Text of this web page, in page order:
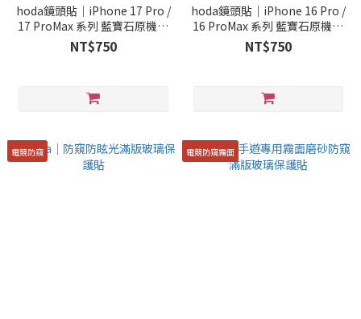
hoda鏡頭貼｜iPhone 17 Pro /
17 ProMax 系列 藍寶石原機結
構設計款鏡頭保護貼
NT$750
hoda鏡頭貼｜iPhone 16 Pro /
16 ProMax 系列 藍寶石原機結
構設計款鏡頭保護貼
NT$750
電競防窺 電競防窺霧面